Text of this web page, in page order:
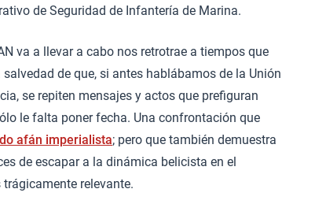
de Seguridad de Infantería de Marina.
va a llevar a cabo nos retrotrae a tiempos que
de que, si antes hablábamos de la Unión
se repiten mensajes y actos que prefiguran
le falta poner fecha. Una confrontación que
afán imperialista; pero que también demuestra
de escapar a la dinámica belicista en el
relevante.